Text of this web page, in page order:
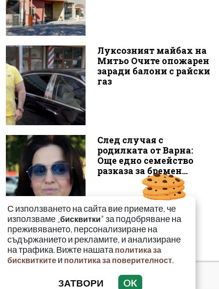
Луксозният майбах на
Митьо Очите опожарен
заради балони с райски
газ
След случая с
родилката от Варна:
Още едно семейство
разказа за бремен...
С използването на сайта вие приемате, че
използваме „бисквитки" за подобряване на
преживяването, персонализиране на
съдържанието и рекламите, и анализиране
на трафика. Вижте нашата политика за
бисквитките и политика за поверителност.
ЗАТВОРИ OK